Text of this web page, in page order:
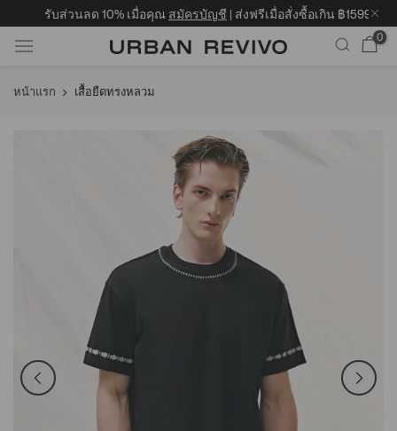
รับส่วนลด 10% เมื่อคุณสมัครบัญชี| ส่งฟรีเมื่อสั่งซื้อเกิน ฿1599 | จัดส่ง
0
หน้าแรก เสื้อยืดทรงหลวม